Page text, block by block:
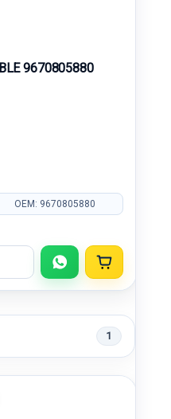
9670805880
OEM: 9670805880
1